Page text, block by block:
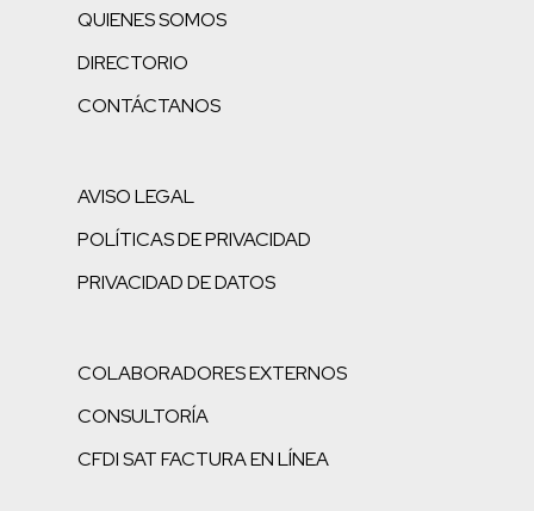
QUIENES SOMOS
DIRECTORIO
CONTÁCTANOS
AVISO LEGAL
POLÍTICAS DE PRIVACIDAD
PRIVACIDAD DE DATOS
COLABORADORES EXTERNOS
CONSULTORÍA
CFDI SAT FACTURA EN LÍNEA